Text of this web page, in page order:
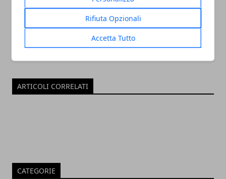
Rifiuta Opzionali
Accetta Tutto
ARTICOLI CORRELATI
CATEGORIE